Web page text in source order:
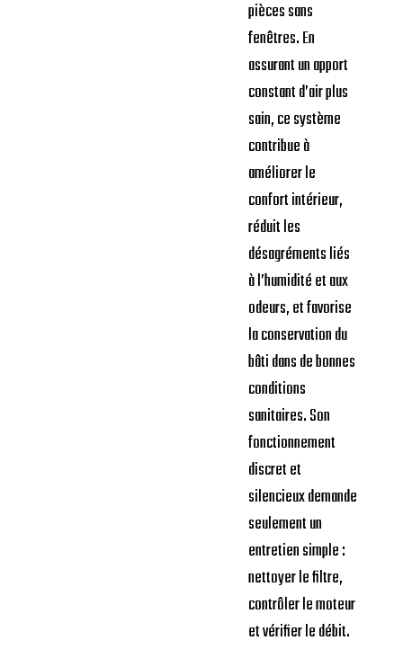
pièces sans
fenêtres. En
assurant un apport
constant d’air plus
sain, ce système
contribue à
améliorer le
confort intérieur,
réduit les
désagréments liés
à l’humidité et aux
odeurs, et favorise
la conservation du
bâti dans de bonnes
conditions
sanitaires. Son
fonctionnement
discret et
silencieux demande
seulement un
entretien simple :
nettoyer le filtre,
contrôler le moteur
et vérifier le débit.